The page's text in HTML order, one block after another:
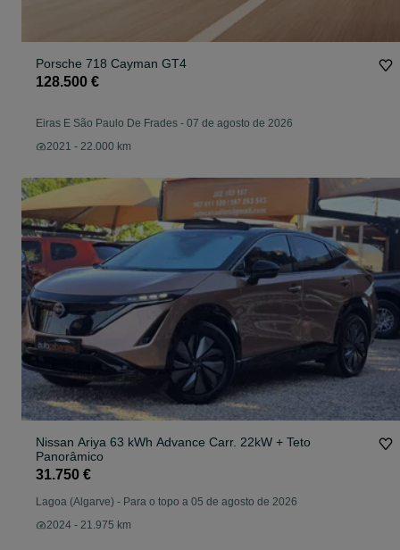
Porsche 718 Cayman GT4
128.500 €
Eiras E São Paulo De Frades - 07 de agosto de 2026
2021 - 22.000 km
Nissan Ariya 63 kWh Advance Carr. 22kW + Teto
Panorâmico
31.750 €
Lagoa (Algarve) - Para o topo a 05 de agosto de 2026
2024 - 21.975 km